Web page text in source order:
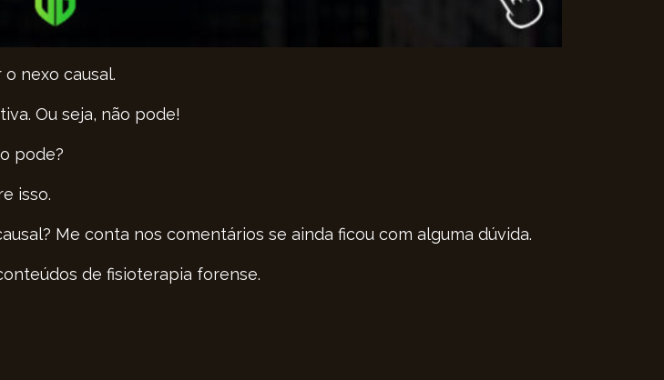
nexo causal.
Ou seja, não pode!
pode?
isso.
Me conta nos comentários se ainda ficou com alguma dúvida.
de fisioterapia forense.